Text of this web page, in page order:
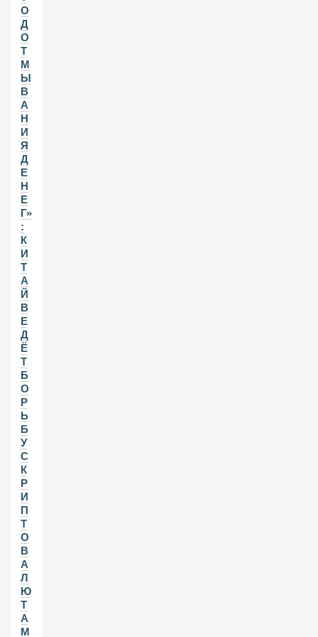
О
Д
О
Т
М
Ы
В
А
Н
И
Я
Д
Е
Н
Е
Г»
:
К
И
Т
А
Й
В
Е
Д
Ё
Т
Б
О
Р
Ь
Б
У
С
К
Р
И
П
Т
О
В
А
Л
Ю
Т
А
М